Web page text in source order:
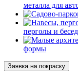
металла для
перголы и
формы
Заявка на покраску